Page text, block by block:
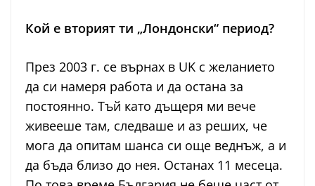
Кой е вторият ти „Лондонски“ период?
През 2003 г. се върнах в UK с желанието
да си намеря работа и да остана за
постоянно. Тъй като дъщеря ми вече
живееше там, следваше и аз реших, че
мога да опитам шанса си още веднъж, а и
да бъда близо до нея. Останах 11 месеца.